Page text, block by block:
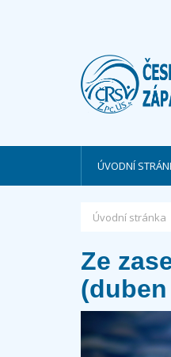
ÚVODNÍ
Úvodní stránka
Ze
(duben